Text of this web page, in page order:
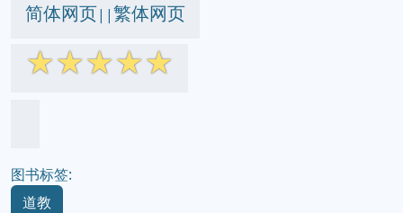
简体网页||繁体网页
☆☆☆☆☆
图书标签:
道教